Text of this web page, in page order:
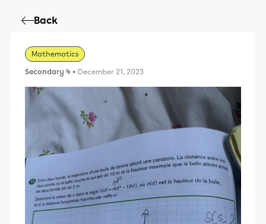
Back
Mathematics
Secondary 4 • December 21, 2023